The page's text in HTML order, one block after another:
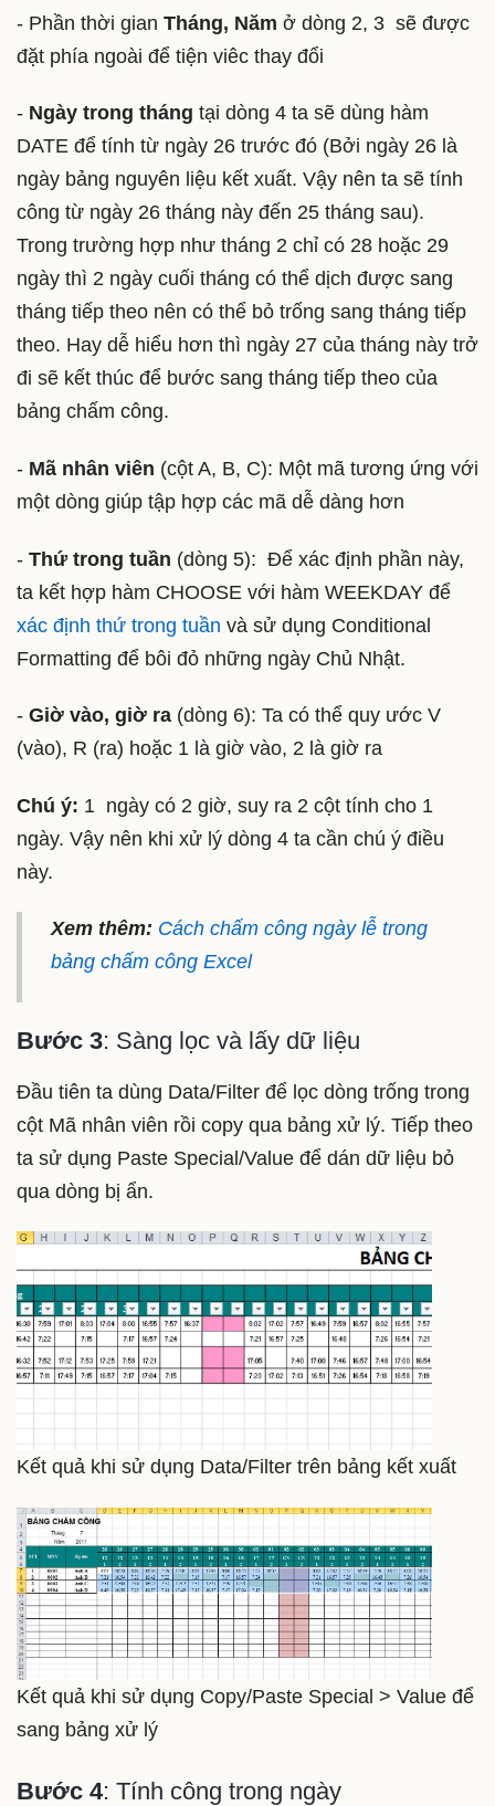
- Phần thời gian Tháng, Năm ở dòng 2, 3 sẽ được
đặt phía ngoài để tiện viêc thay đổi
- Ngày trong tháng tại dòng 4 ta sẽ dùng hàm
DATE để tính từ ngày 26 trước đó (Bởi ngày 26 là
ngày bảng nguyên liệu kết xuất. Vậy nên ta sẽ tính
công từ ngày 26 tháng này đến 25 tháng sau).
Trong trường hợp như tháng 2 chỉ có 28 hoặc 29
ngày thì 2 ngày cuối tháng có thể dịch được sang
tháng tiếp theo nên có thể bỏ trống sang tháng tiếp
theo. Hay dễ hiểu hơn thì ngày 27 của tháng này trở
đi sẽ kết thúc để bước sang tháng tiếp theo của
bảng chấm công.
- Mã nhân viên (cột A, B, C): Một mã tương ứng với
một dòng giúp tập hợp các mã dễ dàng hơn
- Thứ trong tuần (dòng 5): Để xác định phần này,
ta kết hợp hàm CHOOSE với hàm WEEKDAY để
xác định thứ trong tuần và sử dụng Conditional
Formatting để bôi đỏ những ngày Chủ Nhật.
- Giờ vào, giờ ra (dòng 6): Ta có thể quy ước V
(vào), R (ra) hoặc 1 là giờ vào, 2 là giờ ra
Chú ý: 1 ngày có 2 giờ, suy ra 2 cột tính cho 1
ngày. Vậy nên khi xử lý dòng 4 ta cần chú ý điều
này.
Xem thêm: Cách chấm công ngày lễ trong
bảng chấm công Excel
Bước 3: Sàng lọc và lấy dữ liệu
Đầu tiên ta dùng Data/Filter để lọc dòng trống trong
cột Mã nhân viên rồi copy qua bảng xử lý. Tiếp theo
ta sử dụng Paste Special/Value để dán dữ liệu bỏ
qua dòng bị ẩn.
Kết quả khi sử dụng Data/Filter trên bảng kết xuất
Kết quả khi sử dụng Copy/Paste Special > Value để
sang bảng xử lý
Bước 4: Tính công trong ngày